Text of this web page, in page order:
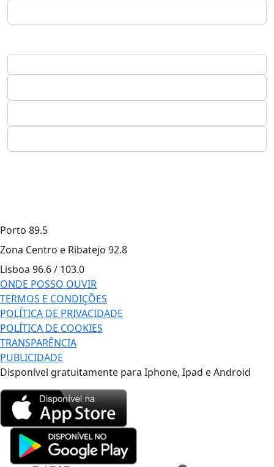
Porto 89.5
Zona Centro e Ribatejo 92.8
Lisboa 96.6 / 103.0
ONDE POSSO OUVIR
TERMOS E CONDIÇÕES
POLÍTICA DE PRIVACIDADE
POLÍTICA DE COOKIES
TRANSPARÊNCIA
PUBLICIDADE
Disponível gratuitamente para Iphone, Ipad e Android